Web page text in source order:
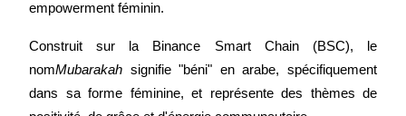
empowerment féminin.
Construit sur la Binance Smart Chain (BSC), le
nomMubarakah signifie "béni" en arabe, spécifiquement
dans sa forme féminine, et représente des thèmes de